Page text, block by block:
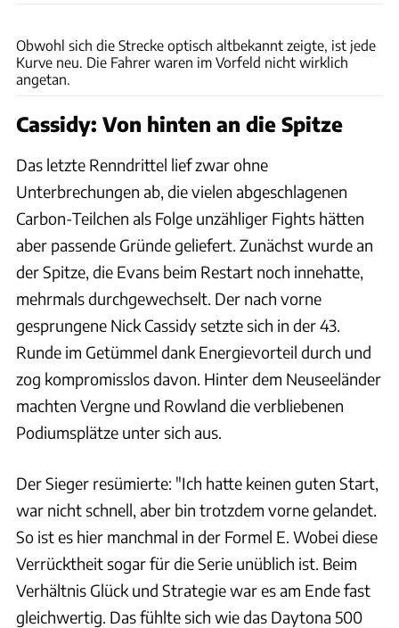
Obwohl sich die Strecke optisch altbekannt zeigte, ist jede
Kurve neu. Die Fahrer waren im Vorfeld nicht wirklich
angetan.
Cassidy: Von hinten an die Spitze
Das letzte Renndrittel lief zwar ohne
Unterbrechungen ab, die vielen abgeschlagenen
Carbon-Teilchen als Folge unzähliger Fights hätten
aber passende Gründe geliefert. Zunächst wurde an
der Spitze, die Evans beim Restart noch innehatte,
mehrmals durchgewechselt. Der nach vorne
gesprungene Nick Cassidy setzte sich in der 43.
Runde im Getümmel dank Energievorteil durch und
zog kompromisslos davon. Hinter dem Neuseeländer
machten Vergne und Rowland die verbliebenen
Podiumsplätze unter sich aus.
Der Sieger resümierte: "Ich hatte keinen guten Start,
war nicht schnell, aber bin trotzdem vorne gelandet.
So ist es hier manchmal in der Formel E. Wobei diese
Verrücktheit sogar für die Serie unüblich ist. Beim
Verhältnis Glück und Strategie war es am Ende fast
gleichwertig. Das fühlte sich wie das Daytona 500